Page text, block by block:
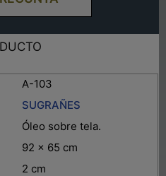
A-103
SUGRAÑES
Óleo sobre tela.
92 x 65 cm
2 cm